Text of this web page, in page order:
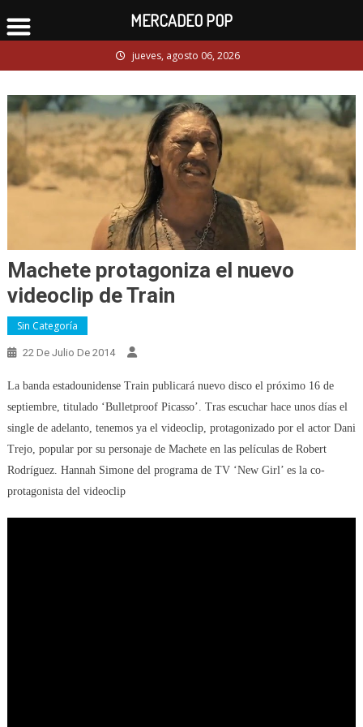
to
jueves, agosto 06, 2026
Machete protagoniza el nuevo
videoclip de Train
Sin Categoría
22 De Julio De 2014
La banda estadounidense Train publicará nuevo disco el próximo 16 de
septiembre, titulado ‘Bulletproof Picasso’. Tras escuchar hace unos días el
single de adelanto, tenemos ya el videoclip, protagonizado por el actor Dani
Trejo, popular por su personaje de Machete en las películas de Robert
Rodríguez. Hannah Simone del programa de TV ‘New Girl’ es la co-
protagonista del videoclip
MERCADEO POP